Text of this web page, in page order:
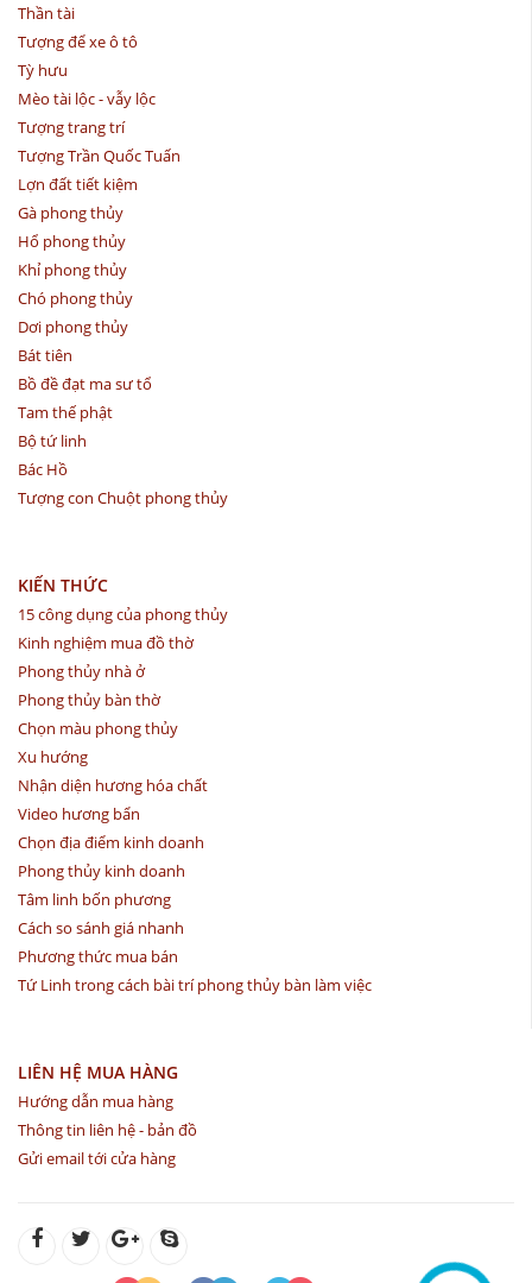
Thần tài
Tượng để xe ô tô
Tỳ hưu
Mèo tài lộc - vẫy lộc
Tượng trang trí
Tượng Trần Quốc Tuấn
Lợn đất tiết kiệm
Gà phong thủy
Hổ phong thủy
Khỉ phong thủy
Chó phong thủy
Dơi phong thủy
Bát tiên
Bồ đề đạt ma sư tổ
Tam thế phật
Bộ tứ linh
Bác Hồ
Tượng con Chuột phong thủy
KIẾN THỨC
15 công dụng của phong thủy
Kinh nghiệm mua đồ thờ
Phong thủy nhà ở
Phong thủy bàn thờ
Chọn màu phong thủy
Xu hướng
Nhận diện hương hóa chất
Video hương bẩn
Chọn địa điểm kinh doanh
Phong thủy kinh doanh
Tâm linh bốn phương
Cách so sánh giá nhanh
Phương thức mua bán
Tứ Linh trong cách bài trí phong thủy bàn làm việc
LIÊN HỆ MUA HÀNG
Hướng dẫn mua hàng
Thông tin liên hệ - bản đồ
Gửi email tới cửa hàng